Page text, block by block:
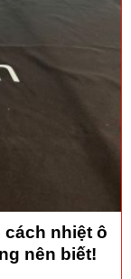
cách nhiệt ô
nên biết!